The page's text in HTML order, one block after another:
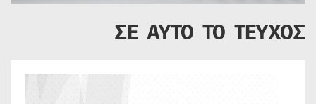
ΣΕ ΑΥΤΟ ΤΟ ΤΕΥΧΟΣ